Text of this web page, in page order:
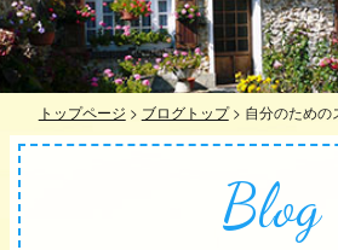
トップページ > ブログトップ> 自分のための
Blog